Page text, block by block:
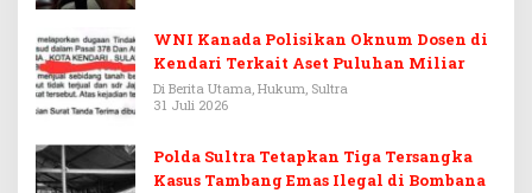
WNI Kanada Polisikan Oknum Dosen di
Kendari Terkait Aset Puluhan Miliar
Di Berita Utama, Hukum, Sultra
31 Juli 2026
Polda Sultra Tetapkan Tiga Tersangka
Kasus Tambang Emas Ilegal di Bombana